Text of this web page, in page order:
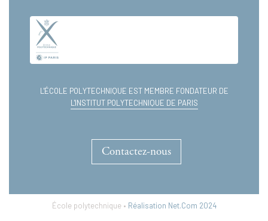
L'ÉCOLE POLYTECHNIQUE EST MEMBRE FONDATEUR DE
L'INSTITUT POLYTECHNIQUE DE PARIS
Contactez-nous
École polytechnique • Réalisation Net.Com 2024